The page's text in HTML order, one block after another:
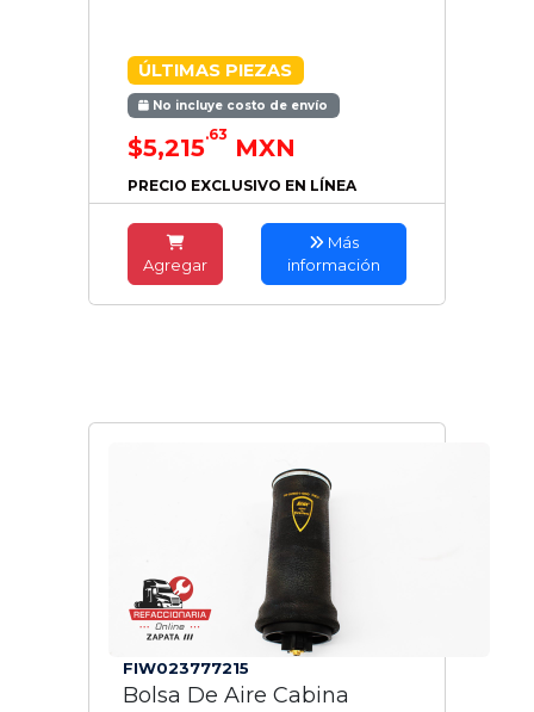
ÚLTIMAS PIEZAS
No incluye costo de envío
$5,215.63 MXN
PRECIO EXCLUSIVO EN LÍNEA
Agregar
Más
información
FIW023777215
Bolsa De Aire Cabina